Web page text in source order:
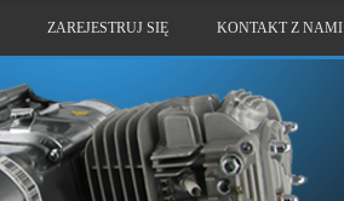
ZAREJESTRUJ SIĘ KONTAKT Z NAMI